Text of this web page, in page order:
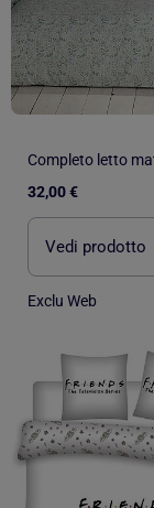
32,00 €
Vedi prodotto
Exclu Web